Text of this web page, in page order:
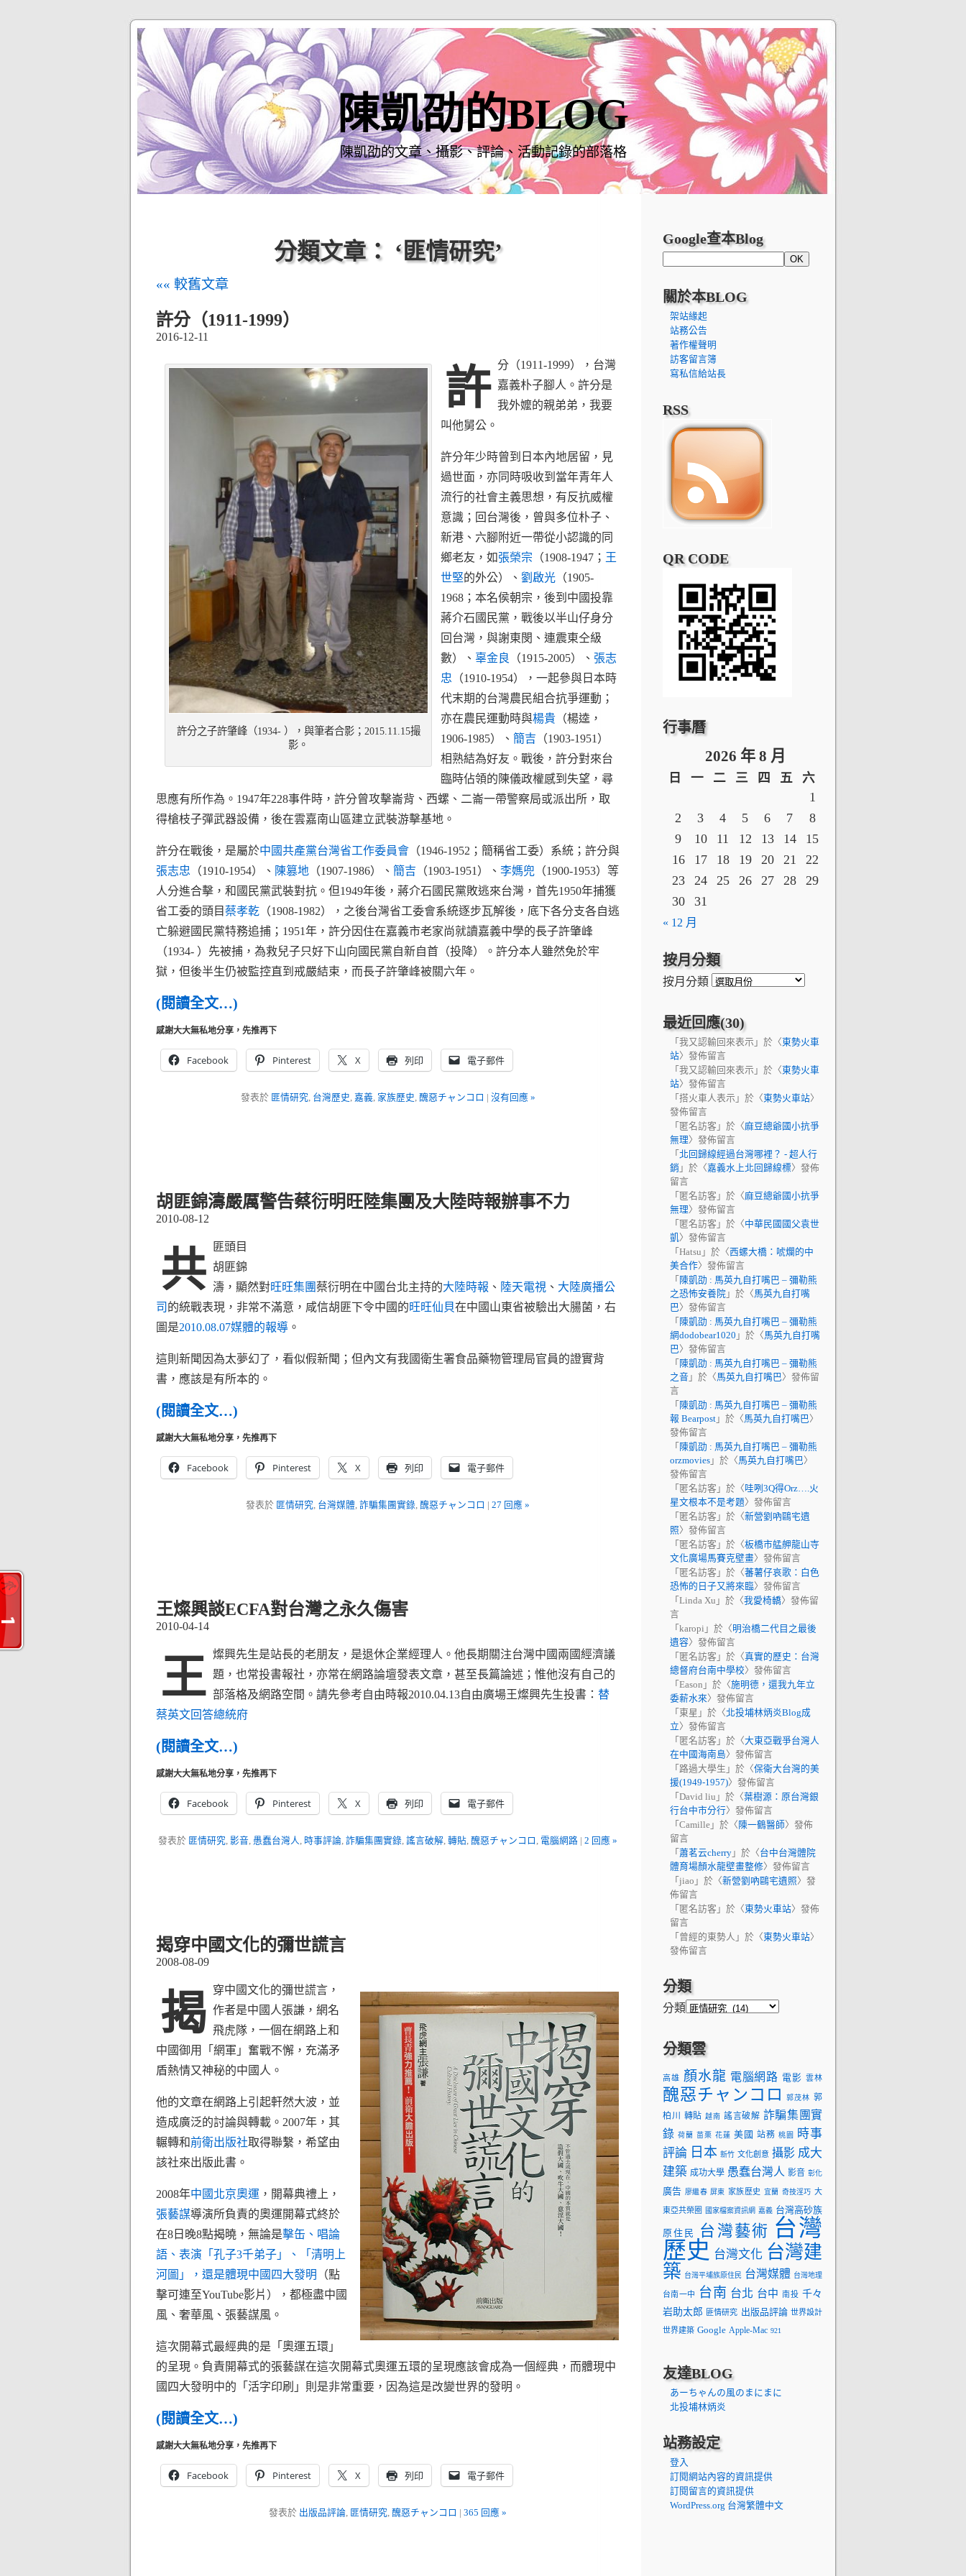
陳凱劭的BLOG
陳凱劭的文章、攝影、評論、活動記錄的部落格
分類文章： ‘匪情研究’
«« 較舊文章
許分（1911-1999）
2016-12-11
許分之子許肇峰（1934- ），與筆者合影；2015.11.15撮
影。
許 分（1911-1999），台灣
嘉義朴子腳人。許分是
我外嬤的親弟弟，我要
叫他舅公。
許分年少時曾到日本內地居留，見
過世面，亦同時吸收到當年青年人
流行的社會主義思想，有反抗威權
意識；回台灣後，曾與多位朴子、
新港、六腳附近一帶從小認識的同
鄉老友，如張榮宗 （1908-1947； 王
世堅的外公）、 劉啟光 （1905-
1968；本名侯朝宗，後到中國投靠
蔣介石國民黨，戰後以半山仔身分
回台灣，與謝東閔、連震東仝級
數）、 辜金良 （1915-2005）、 張志
忠 （1910-1954），一起參與日本時
代末期的台灣農民組合抗爭運動；
亦在農民運動時與楊貴 （楊逵，
1906-1985）、 簡吉 （1903-1951）
相熟結為好友。戰後，許分對來台
臨時佔領的陳儀政權感到失望，尋
思應有所作為。1947年228事件時，許分曾攻擊崙背、西螺、二崙一帶警察局或派出所，取
得槍枝子彈武器設備，後在雲嘉南山區建立武裝游擊基地。
許分在戰後，是屬於中國共產黨台灣省工作委員會 （1946-1952；簡稱省工委）系統；許分與
張志忠 （1910-1954）、 陳篡地 （1907-1986）、 簡吉 （1903-1951）、 李媽兜 （1900-1953）等
人分進合擊，和國民黨武裝對抗。但1949年後，蔣介石國民黨敗逃來台灣，首先1950年捕獲
省工委的頭目蔡孝乾 （1908-1982），之後台灣省工委會系統逐步瓦解後，底下各分支各自逃
亡躲避國民黨特務追捕；1951年，許分因住在嘉義市老家尚就讀嘉義中學的長子許肇峰
（1934- ）先被捕，為救兒子只好下山向國民黨自新自首（投降）。許分本人雖然免於牢
獄，但後半生仍被監控直到戒嚴結束，而長子許肇峰被關六年。
(閱讀全文…)
感謝大大無私地分享，先推再下
Facebook Pinterest X 列印 電子郵件
發表於 匪情研究, 台灣歷史, 嘉義, 家族歷史, 醜惡チャンコロ 沒有回應 »
胡匪錦濤嚴厲警告蔡衍明旺陸集團及大陸時報辦事不力
2010-08-12
共
匪頭目
胡匪錦
濤，顯然對旺旺集團蔡衍明在中國台北主持的大陸時報 、 陸天電視 、 大陸廣播公
司 的統戰表現，非常不滿意，咸信胡匪下令中國的旺旺仙貝在中國山東省被驗出大腸菌，右
圖是2010.08.07媒體的報導 。
這則新聞因為太夢幻了，看似假新聞；但內文有我國衛生署食品藥物管理局官員的證實背
書，應該是有所本的。
(閱讀全文…)
感謝大大無私地分享，先推再下
Facebook Pinterest X 列印 電子郵件
發表於 匪情研究, 台灣媒體, 詐騙集團實錄, 醜惡チャンコロ 27 回應 »
王燦興談ECFA對台灣之永久傷害
2010-04-14
王 燦興先生是站長的老朋友，是退休企業經理人。他長期關注台灣中國兩國經濟議
題，也常投書報社，亦常在網路論壇發表文章，甚至長篇論述；惟他沒有自己的
部落格及網路空間。請先參考自由時報2010.04.13自由廣場王燦興先生投書： 替
蔡英文回答總統府
(閱讀全文…)
感謝大大無私地分享，先推再下
Facebook Pinterest X 列印 電子郵件
發表於 匪情研究, 影音, 愚蠢台灣人, 時事評論, 詐騙集團實錄, 謠言破解, 轉貼, 醜惡チャンコロ , 電腦網路 2 回應 »
揭穿中國文化的彌世謊言
2008-08-09
揭 穿中國文化的彌世謊言，
作者是中國人張謙，網名
飛虎隊，一個在網路上和
中國御用「網軍」奮戰不懈，充滿矛
盾熱情又神秘的中國人。
他的文章在網路上引起軒然大波，並
造成廣泛的討論與轉載。2007年，其
輾轉和前衛出版社取得聯繫，希望由
該社來出版此書。
2008年中國北京奧運 ，開幕典禮上，
張藝謀導演所負責的奧運開幕式終於
在8日晚8點揭曉，無論是擊缶、唱論
語、表演「孔子3千弟子」、「清明上
河圖」，還是體現中國四大發明
（點
擊可連至YouTube影片），都極盡中國
風、奢華風、張藝謀風。
這次開幕式最經典的是「奧運五環」
的呈現。負責開幕式的張藝謀在這次開幕式奧運五環的呈現應該會成為一個經典，而體現中
國四大發明中的「活字印刷」則是非常重要，因為這是改變世界的發明。
(閱讀全文…)
感謝大大無私地分享，先推再下
Facebook Pinterest X 列印 電子郵件
發表於 出版品評論, 匪情研究, 醜惡チャンコロ 365 回應 »
Google查本Blog
關於本BLOG
架站緣起
站務公告
著作權聲明
訪客留言簿
寫私信給站長
RSS
QR CODE
行事曆
2026 年 8 月
日 一 二 三 四 五
六
1
2
3 4 5 6 7
8
9
10 11 12 13 14
15
16
17 18 19 20 21
22
23
24 25 26 27 28
29
30
31
« 12 月
按月分類
按月分類
最近回應(30)
「 我又認輸回來表示 」於〈 東勢火車
站〉發佈留言
「 我又認輸回來表示 」於〈 東勢火車
站〉發佈留言
「 搭火車人表示 」於〈 東勢火車站〉
發佈留言
「 匿名訪客 」於〈麻豆總爺國小抗爭
無理〉發佈留言
「 北回歸線經過台灣哪裡？ - 超人行
銷 」於〈嘉義水上北回歸線標〉發佈
留言
「 匿名訪客 」於〈麻豆總爺國小抗爭
無理〉發佈留言
「 匿名訪客 」於〈中華民國國父袁世
凱〉發佈留言
「 Hatsu 」於〈西螺大橋：唬爛的中
美合作〉發佈留言
「 陳凱劭 : 馬英九自打嘴巴 – 彌勒熊
之恐怖安養院 」於〈馬英九自打嘴
巴〉發佈留言
「 陳凱劭 : 馬英九自打嘴巴 – 彌勒熊
網dodobear1020 」於〈馬英九自打嘴
巴〉發佈留言
「 陳凱劭 : 馬英九自打嘴巴 – 彌勒熊
之音 」於〈馬英九自打嘴巴〉發佈留
言
「 陳凱劭 : 馬英九自打嘴巴 – 彌勒熊
報 Bearpost 」於〈馬英九自打嘴巴〉
發佈留言
「 陳凱劭 : 馬英九自打嘴巴 – 彌勒熊
orzmovies 」於〈馬英九自打嘴巴〉
發佈留言
「 匿名訪客 」於〈哇咧3Q得Orz….火
星文根本不是考題〉發佈留言
「 匿名訪客 」於〈新營劉吶鷗宅遺
照〉發佈留言
「 匿名訪客 」於〈板橋市艋舺龍山寺
文化廣場馬賽克壁畫〉發佈留言
「 匿名訪客 」於〈蕃薯仔哀歌：白色
恐怖的日子又將來臨〉發佈留言
「 Linda Xu 」於〈我愛椅轎〉發佈留
言
「 karopi 」於〈明治橋二代目之最後
遺容〉發佈留言
「 匿名訪客 」於〈真實的歷史：台灣
總督府台南中學校〉發佈留言
「 Eason 」於〈施明德，還我九年立
委薪水來〉發佈留言
「 東星 」於〈北投埔林炳炎Blog成
立〉發佈留言
「 匿名訪客 」於〈大東亞戰爭台灣人
在中國海南島〉發佈留言
「 路過大學生 」於〈保衛大台灣的美
援(1949-1957)〉發佈留言
「 David liu 」於〈葉樹源：原台灣銀
行台中市分行〉發佈留言
「 Camille 」於〈 陳一鶴醫師〉發佈
留言
「 蕭茗云cherry 」於〈台中台灣體院
體育場顏水龍壁畫整修〉發佈留言
「 jiao 」於〈新營劉吶鷗宅遺照〉發
佈留言
「 匿名訪客 」於〈 東勢火車站〉發佈
留言
「 曾經的東勢人 」於〈 東勢火車站〉
發佈留言
分類
分類
分類雲
高雄 顏水龍 電腦網路 電影 雲林
醜惡チャンコロ 郭茂林 郭
柏川
轉貼 越南 謠言破解 詐騙集團實
錄 荷蘭 苗栗 花蓮 美國 站務 桃園
時事
評論 日本 新竹 文化創意 攝影 成大
建築 成功大學 愚蠢台灣人 影音 彰化
廣告 廖繼春 屏東 家族歷史 宜蘭 奇技淫巧 大
東亞共榮圈 國家檔案資訊網 嘉義 台灣高砂族
原住民 台灣藝術 台灣
歷史 台灣文化 台灣建
築 台灣平埔族原住民 台灣媒體 台灣地理
台南一中 台南 台北 台中 南投 千々
岩助太郎 匪情研究 出版品評論 世界設計
世界建築 Google Apple-Mac 921
友達BLOG
あーちゃんの風のまにまに
北投埔林炳炎
站務設定
登入
訂閱網站內容的資訊提供
訂閱留言的資訊提供
WordPress.org 台灣繁體中文